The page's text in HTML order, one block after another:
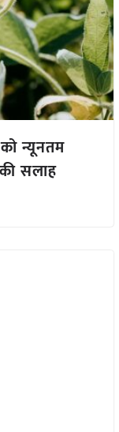
न्यूनतम
सलाह